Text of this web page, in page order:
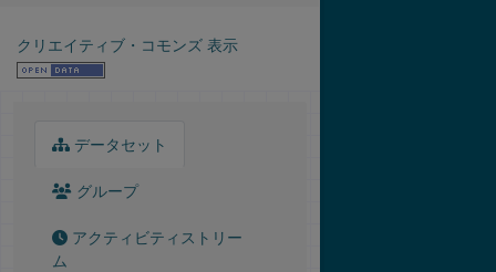
クリエイティブ・コモンズ 表示
データセット
グループ
アクティビティストリー
ム